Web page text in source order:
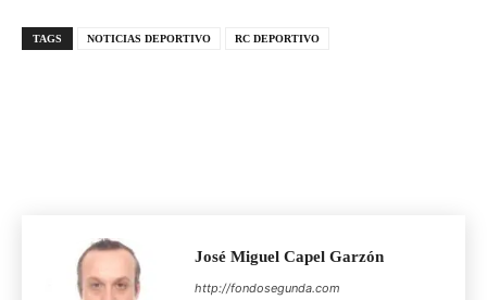
TAGS NOTICIAS DEPORTIVO RC DEPORTIVO
José Miguel Capel Garzón
http://fondosegunda.com